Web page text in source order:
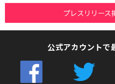
プレスリリース
公式アカウントで